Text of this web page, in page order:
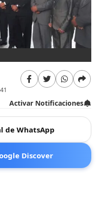
Activar Notificaciones
de WhatsApp
Discover